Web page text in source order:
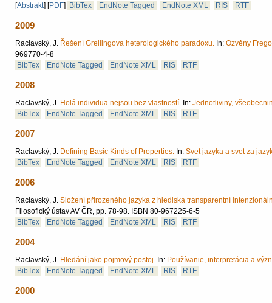
[Abstrakt] [PDF] BibTex EndNote Tagged EndNote XML RIS RTF
2009
Raclavský, J. Řešení Grellingova heterologického paradoxu. In: Ozvěny
969770-4-8
BibTex
EndNote Tagged EndNote XML RIS RTF
2008
Raclavský, J. Holá individua nejsou bez vlastností. In: Jednotliviny,
BibTex
EndNote Tagged EndNote XML RIS RTF
2007
Raclavský, J. Defining Basic Kinds of Properties. In: Svet jazyka a svet za
BibTex
EndNote Tagged EndNote XML RIS RTF
2006
Raclavský, J. Složení přirozeného jazyka z hlediska transparentní
Filosofický ústav AV ČR, pp. 78-98. ISBN 80-967225-6-5
BibTex
EndNote Tagged EndNote XML RIS RTF
2004
Raclavský, J. Hledání jako pojmový postoj. In: Používanie, interpretácia a
BibTex
EndNote Tagged EndNote XML RIS RTF
2000